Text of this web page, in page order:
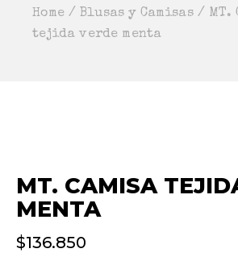
Home Blusas y Camisas
MT.
tejida verde menta
MT. CAMISA
MENTA
$136.850